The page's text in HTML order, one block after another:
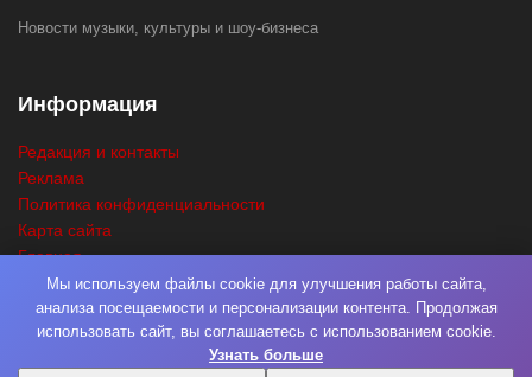
Новости музыки, культуры и шоу-бизнеса
Информация
Редакция и контакты
Реклама
Политика конфиденциальности
Карта сайта
Главная
Поиск
© 2026Нота Миру. РазработкаФабрика Медиа Мьюзик. Все права
Мы используем файлы cookie для улучшения работы сайта,
анализа посещаемости и персонализации контента. Продолжая
использовать сайт, вы соглашаетесь с использованием cookie.
Узнать больше